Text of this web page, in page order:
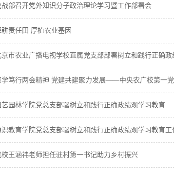
战部召开党外知识分子政治理论学习暨工作部署会
耕责任田 厚植农业基因
京市农业广播电视学校直属党支部部署树立和践行正确
学笃行两会精神 党建共建聚力发展——中央农广校第一
艺园林学院党总支部署树立和践行正确政绩观学习教育
识教育学院党总支部署树立和践行正确政绩观学习教育工
校王涵祎老师担任驻村第一书记助力乡村振兴